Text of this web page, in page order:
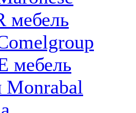
мебель
мебель
Monrabal